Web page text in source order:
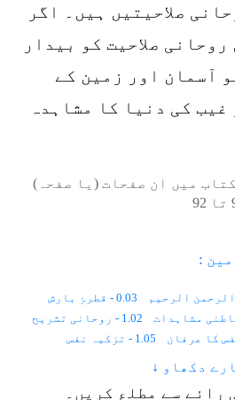
صلاحیتیں ہیں۔ اگر
صلاحیت کو بیدار
آسمان اور زمین کے
کی دنیا کا مشاہدہ
میں ان صفحات (یا صفحہ)
تا 92
:
0.03 - قطرۂِ بارش
1.02 - روحانی تشریح
1.05 - تزکیہ نفس
دکھاو ↓
رائے سے مطلع کریں۔